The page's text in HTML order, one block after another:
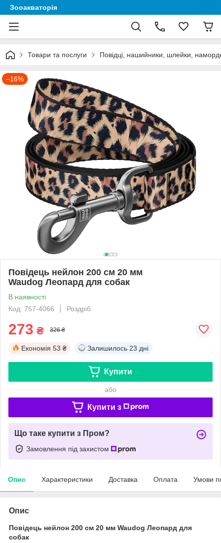
Зооакваторія
Товари та послуги Повідці, нашийники, шлейки,
–16%
Повідець нейлон 200 cм 20 мм
Waudog Леопард для собак
В наявності
Код: 757-4066
Роздріб
273 ₴ 326 ₴
Економія 53 ₴ Залишилось 23 дні
Купити
або
Купити з
Що таке купити з Пром?
Замовлення під захистом
Опис Характеристики Доставка Оплата Умови
Опис
Повідець нейлон 200 cм 20 мм Waudog Леопард для
собак